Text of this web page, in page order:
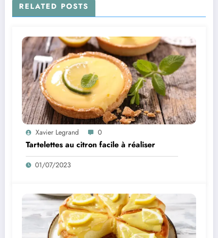
RELATED POSTS
Xavier Legrand 0
Tartelettes au citron facile à réaliser
01/07/2023